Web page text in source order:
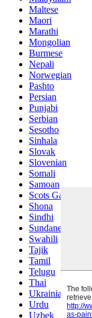
Maltese
Maori
Marathi
Mongolian
Burmese
Nepali
Norwegian
Pashto
Persian
Punjabi
Serbian
Sesotho
Sinhala
Slovak
Slovenian
Somali
Samoan
Scots Gaelic
Shona
Sindhi
Sundanese
Swahili
Tajik
Tamil
Telugu
Thai
Ukrainian
Urdu
Uzbek